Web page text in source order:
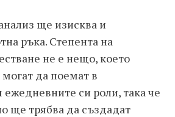
ще изисква и
ръка. Степента на
не е нещо, което
да поемат в
си роли, така че
ще трябва да създадат